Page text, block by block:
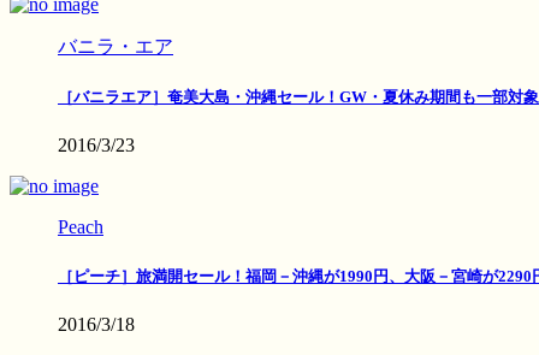
バニラ・エア
［バニラエア］奄美大島・沖縄セール！GW・夏休み期間も一部対象
2016/3/23
Peach
［ピーチ］旅満開セール！福岡－沖縄が1990円、大阪－宮崎が2290
2016/3/18